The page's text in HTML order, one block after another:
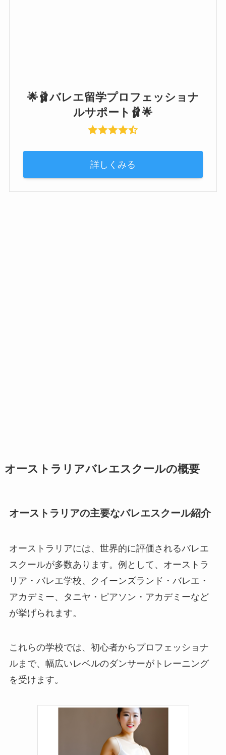
🌟🩰バレエ留学プロフェッショナ
ルサポート🩰🌟
詳しくみる
オーストラリアバレエスクールの概要
オーストラリアの主要なバレエスクール紹介
オーストラリアには、世界的に評価されるバレエ
スクールが多数あります。例として、オーストラ
リア・バレエ学校、クイーンズランド・バレエ・
アカデミー、タニヤ・ピアソン・アカデミーなど
が挙げられます。
これらの学校では、初心者からプロフェッショナ
ルまで、幅広いレベルのダンサーがトレーニング
を受けます。